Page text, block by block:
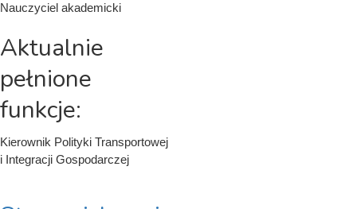
Nauczyciel akademicki
Aktualnie
pełnione
funkcje:
Kierownik Polityki Transportowej
i Integracji Gospodarczej